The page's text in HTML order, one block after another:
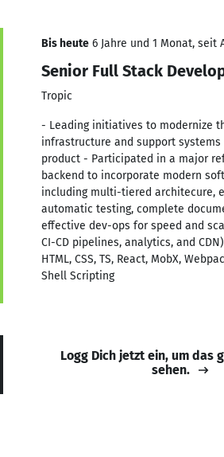
Bis heute 6 Jahre und 1 Monat, seit
Senior Full Stack
Tropic
- Leading initiatives to modernize
infrastructure and support systems
product - Participated in a major
backend to incorporate modern
including multi-tiered architecure,
automatic testing, complete
effective dev-ops for speed and
CI-CD pipelines, analytics, and
HTML, CSS, TS, React, MobX,
Shell Scripting
Logg Dich jetzt ein, um das
sehen.